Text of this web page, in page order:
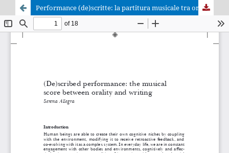
Performance (de)scritte: la partitura musicale tra oralità e scrittura